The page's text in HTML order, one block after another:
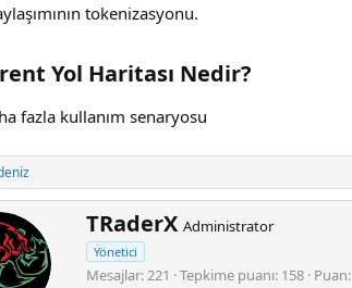
tokenizasyonu.
Yol Haritası Nedir?
fazla kullanım senaryosu
Y
a
z
a
TRaderX Administrator
Yönetici
Mesajlar 221 Tepkime puanı 158 Puan